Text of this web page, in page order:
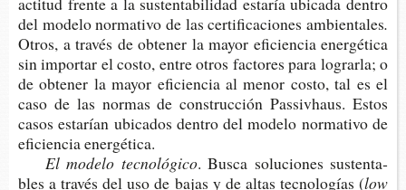
del mode­lo nor­ma­ti­vo de las cer­ti­fi­ca­cio­nes ambientales.
Otros, a tra­vés de obte­ner la mayor efi­cien­cia ener­gé­ti­ca
sin impor­tar el costo, entre otros fac­to­res para lograr­la; o
de obte­ner la mayor efi­cien­cia al menor costo, tal es el
caso de las nor­mas de cons­truc­ción Pas­siv­haus. Estos
casos esta­rían ubi­ca­dos den­tro del mode­lo nor­ma­ti­vo de
efi­cien­cia energética.
El mode­lo tecnológico. Busca solu­cio­nes sus­ten­ta­
bles a tra­vés del uso de bajas y de altas tec­no­lo­gías (low